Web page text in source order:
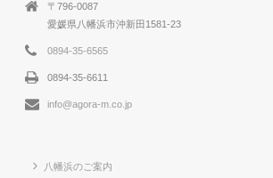
〒796-0087
愛媛県八幡浜市沖新田1581-23
0894-35-6565
0894-35-6611
info@agora-m.co.jp
八幡浜のご案内